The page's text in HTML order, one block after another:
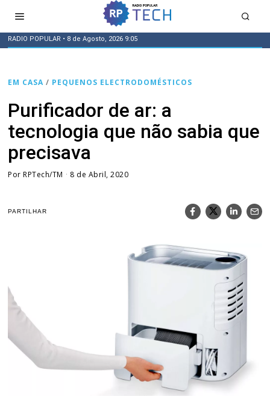
RADIO POPULAR • 8 de Agosto, 2026 9:05
EM CASA / PEQUENOS ELECTRODOMÉSTICOS
Purificador de ar: a
tecnologia que não sabia que
precisava
PorRPTech/TM 8 de Abril, 2020
PARTILHAR